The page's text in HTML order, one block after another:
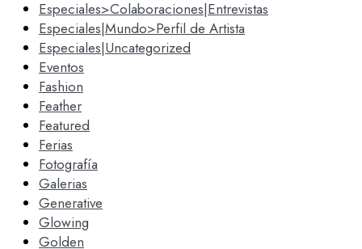
Especiales>Colaboraciones|Entrevistas
Especiales|Mundo>Perfil de Artista
Especiales|Uncategorized
Eventos
Fashion
Feather
Featured
Ferias
Fotografía
Galerias
Generative
Glowing
Golden